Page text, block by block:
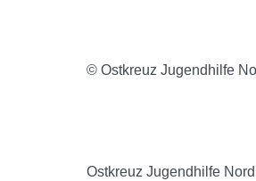
© Ostkreuz Jugendhilfe
Ostkreuz Jugendhilfe